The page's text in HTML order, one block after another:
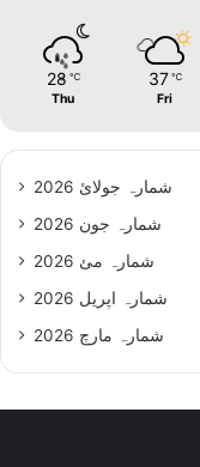
28 ℃
Thu
37 ℃
Fri
شمارہ جولائ 2026
شمارہ جون 2026
شمارہ مئ 2026
شمارہ اپریل 2026
شمارہ مارچ 2026